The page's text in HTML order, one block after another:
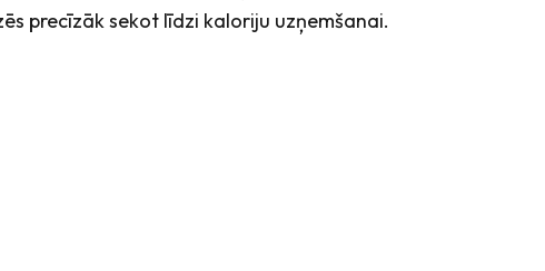
precīzāk sekot līdzi kaloriju uzņemšanai.